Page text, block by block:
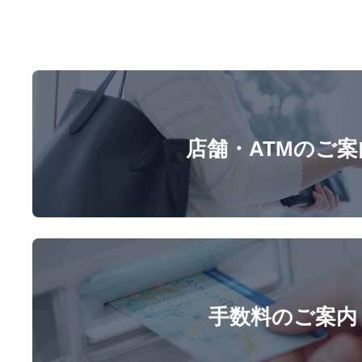
店舗・ATMのご
手数料のご案内